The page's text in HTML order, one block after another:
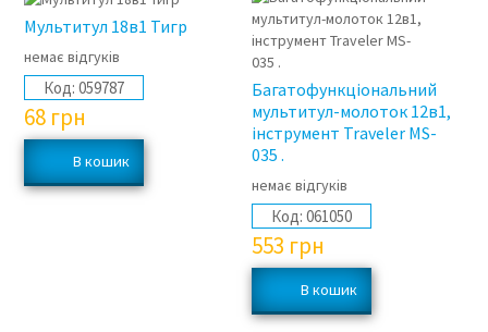
Мультитул 18в1 Тигр
немає відгуків
Код: 059787
68 грн
Багатофункціональний
мультитул-молоток 12в1,
інструмент Traveler MS-
035 .
немає відгуків
Код: 061050
553 грн